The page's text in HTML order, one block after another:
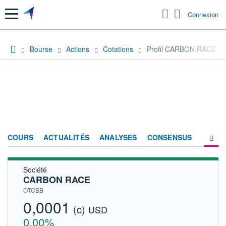
Menu Connexion
Bourse Actions Cotations Profil CARBON RACE
COURS ACTUALITÉS ANALYSES CONSENSUS
Société
CARBON RACE
OTCBB
0,0001 (c) USD
0,00%